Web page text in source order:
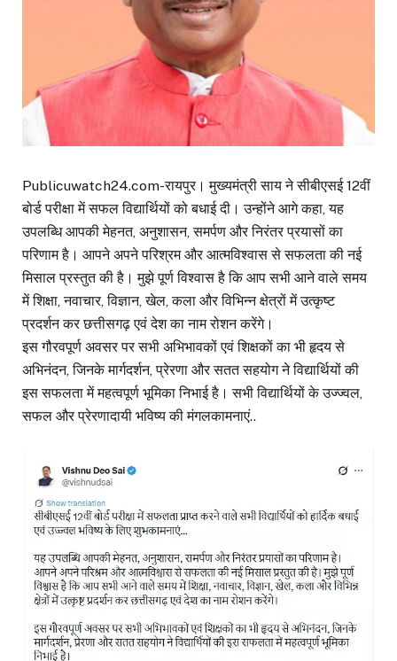
Publicuwatch24.com-रायपुर। मुख्यमंत्री साय ने सीबीएसई 12वीं
बोर्ड परीक्षा में सफल विद्यार्थियों को बधाई दी। उन्होंने आगे कहा, यह
उपलब्धि आपकी मेहनत, अनुशासन, समर्पण और निरंतर प्रयासों का
परिणाम है। आपने अपने परिश्रम और आत्मविश्वास से सफलता की नई
मिसाल प्रस्तुत की है। मुझे पूर्ण विश्वास है कि आप सभी आने वाले समय
में शिक्षा, नवाचार, विज्ञान, खेल, कला और विभिन्न क्षेत्रों में उत्कृष्ट
प्रदर्शन कर छत्तीसगढ़ एवं देश का नाम रोशन करेंगे।
इस गौरवपूर्ण अवसर पर सभी अभिभावकों एवं शिक्षकों का भी हृदय से
अभिनंदन, जिनके मार्गदर्शन, प्रेरणा और सतत सहयोग ने विद्यार्थियों की
इस सफलता में महत्वपूर्ण भूमिका निभाई है। सभी विद्यार्थियों के उज्ज्वल,
सफल और प्रेरणादायी भविष्य की मंगलकामनाएं..